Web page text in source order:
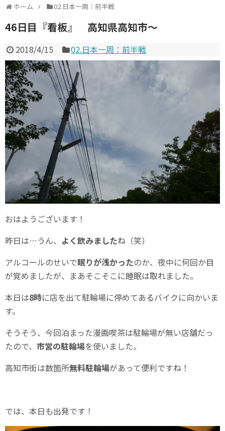
ホーム 02.日本一周：前半戦
46日目『看板』 高知県高知市～
2018/4/15 02.日本一周：前半戦
おはようございます！
昨日は…うん、 よく飲みましたね（笑）
アルコールのせいで眠りが浅かったのか、夜中に何回か目
が覚めましたが、まあそこそこに睡眠は取れました。
本日は8時に店を出て駐輪場に停めてあるバイクに向かいま
す。
そうそう、今回泊まった漫画喫茶は駐輪場が無い店舗だっ
たので、 市営の駐輪場を使いました。
高知市街は数箇所無料駐輪場があって便利ですね！
では、本日も出発です！